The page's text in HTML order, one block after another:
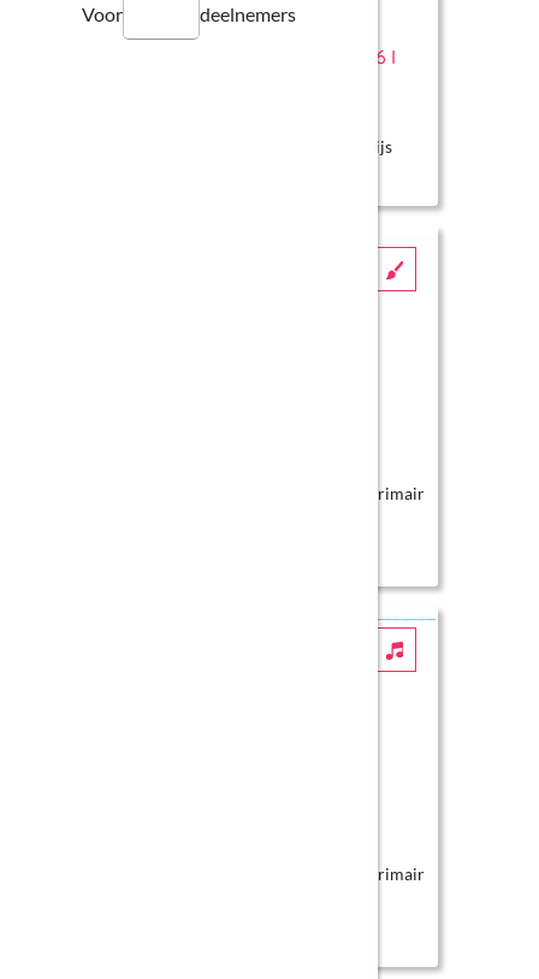
Voor deelnemers
KUNSTMENU 2026-2027 I
Literatuurvoorstelling Groep 6 I
Groep 6 en 6 (SBO) primair onderwijs
Groep 1/2, 1/2 (SBO), 3 en 3 (SBO) primair
Groep 1/2, 1/2 (SBO), 3 en 3 (SBO) primair